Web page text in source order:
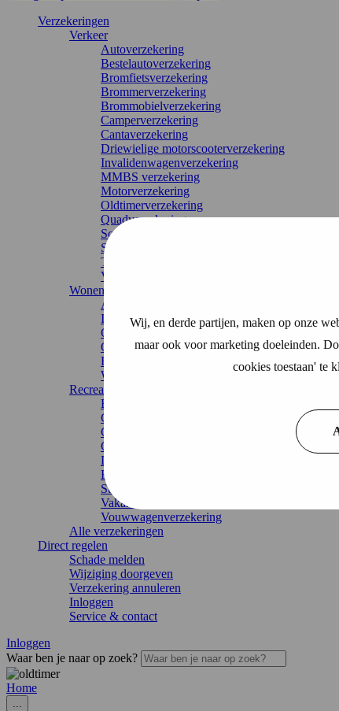
Wij, en derde partijen, maken op onze
maar ook voor marketing doeleinden.
cookies toestaan' te
Verzekeringen
Verkeer
Autoverzekering
Bestelautoverzekering
Bromfietsverzekering
Brommerverzekering
Brommobielverzekering
Camperverzekering
Cantaverzekering
Driewielige motorscooterverzekering
Invalidenwagenverzekering
MMBS verzekering
Motorverzekering
Oldtimerverzekering
Quadverzekering
Scooterverzekering
Snorfietsverzekering
Tijdelijke autoverzekering
Vrachtwagenverzekering
Wonen
Aansprakelijkheidsverzekering
Inboedelverzekering
Ongevallenverzekering
Opstalverzekering
Rechtsbijstandverzekering
Woonverzekering
Recreatie
Bootverzekering
Camperverzekering
Caravanverzekering
Chaletverzekering
Doorlopende reisverzekering
Recreatiewoning
Stacaravan
Vakantiehuis
Vouwwagenverzekering
Alle verzekeringen
Direct regelen
Schade melden
Wijziging doorgeven
Verzekering annuleren
Inloggen
Service & contact
Inloggen
Waar ben je naar op zoek?
Home
...